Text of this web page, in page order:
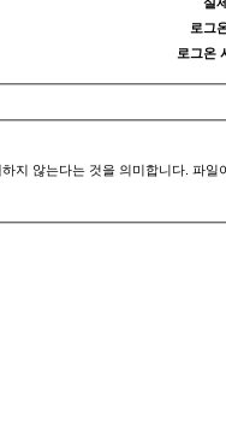
로그
로그온
지 않는다는 것을 의미합니다. 파